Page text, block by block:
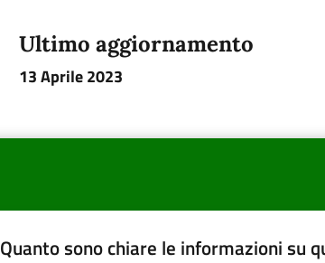
Ultimo aggiornamento
13 Aprile 2023
Quanto sono chiare le informazioni su